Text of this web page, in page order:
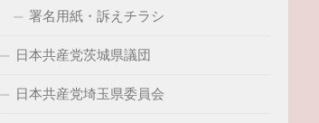
署名用紙・訴えチラシ
日本共産党茨城県議団
日本共産党埼玉県委員会